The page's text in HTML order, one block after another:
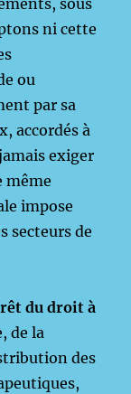
sous
ni cette
ou
par sa
accordés à
exiger
même
impose
secteurs de
du droit à
de la
des